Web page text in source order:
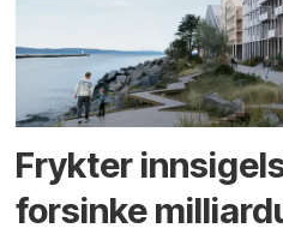
Frykter
forsinke